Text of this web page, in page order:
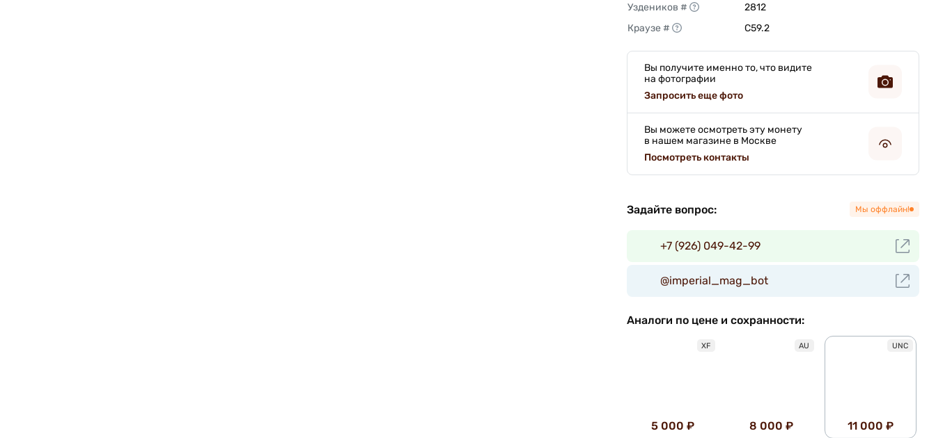
Уздеников #
2812
Краузе #
C59.2
Вы получите именно то, что видите
на фотографии
Запросить еще фото
Вы можете осмотреть эту монету
в нашем магазине в Москве
Посмотреть контакты
Задайте вопрос: Мы оффлайн!
+7 (926) 049-42-99
@imperial_mag_bot
Аналоги по цене и сохранности:
XF
5 000 ₽
AU
8 000 ₽
UNC
11 000 ₽